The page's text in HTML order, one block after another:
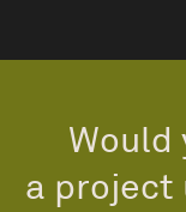
Would
a project